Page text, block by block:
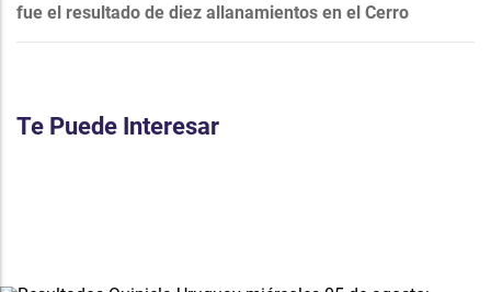
fue el resultado de diez allanamientos en el Cerro
Te Puede Interesar